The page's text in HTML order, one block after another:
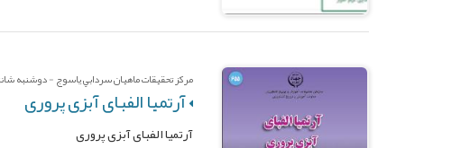
مرکز تحقيقات ماهيان سردابي ياسوج - دوشنبه
آرتمیا الفبای آبزی پروری
آرتمیا الفبای آبزی پروری